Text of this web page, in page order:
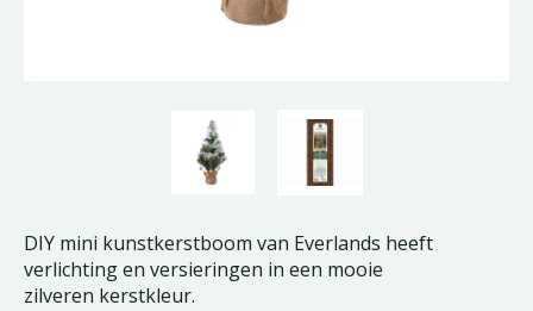
DIY mini kunstkerstboom van Everlands heeft
verlichting en versieringen in een mooie
zilveren kerstkleur.